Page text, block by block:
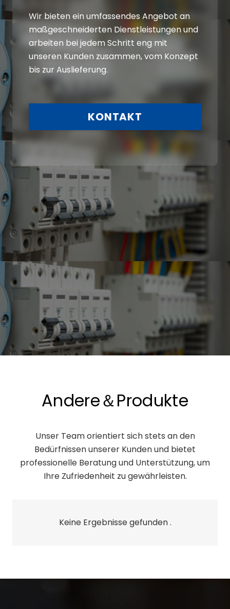
Wir bieten ein umfassendes Angebot an
maßgeschneiderten Dienstleistungen und
arbeiten bei jedem Schritt eng mit
unseren Kunden zusammen, vom Konzept
bis zur Auslieferung.
KONTAKT
Andere＆Produkte
Unser Team orientiert sich stets an den
Bedürfnissen unserer Kunden und bietet
professionelle Beratung und Unterstützung, um
Ihre Zufriedenheit zu gewährleisten.
Keine Ergebnisse gefunden .